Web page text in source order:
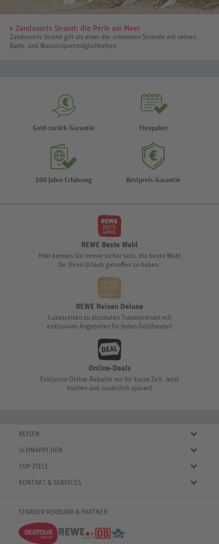
Zandvoorts Strand: die Perle am Meer
Zandvoorts Strand gilt als einer der schönsten Strände mit seinen
Bade- und Wassersportmöglichkeiten
Geld-zurück-Garantie Flexpaket
100 Jahre Erfahrung Bestpreis-Garantie
REWE Beste Wahl
Hier können Sie immer sicher sein, die beste Wahl
für Ihren Urlaub getroffen zu haben.
REWE Reisen Deluxe
Luxusreisen zu absoluten Traumpreisen mit
exklusiven Angeboten für jeden Geldbeutel!
Online-Deals
Exklusive Online-Rabatte nur für kurze Zeit. Jetzt
buchen und zusätzlich sparen!
REISEN
Eigene Anreise
Städtereisen
Kreuzfahrten
SCHNÄPPCHEN
Online-Deals
Reisemagazin
% Satte Rabatte
TOP-ZIELE
✈ Urlaub in Spanien
✈Urlaub in Griechenland
✈Urlaub in der Karibik
KONTAKT & SERVICES
Kontaktformular
♥ Merkliste
Newsletter
STARKER VERBUND & PARTNER